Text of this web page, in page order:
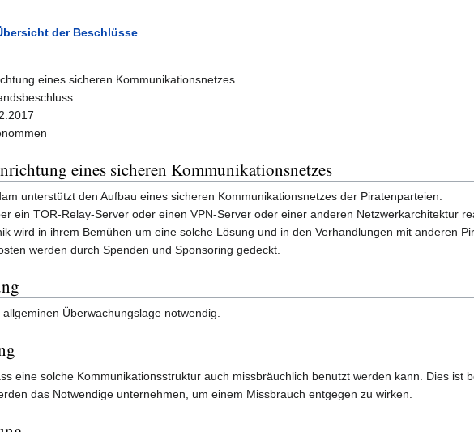
der Beschlüsse
eines sicheren Kommunikationsnetzes
eines sicheren Kommunikationsnetzes
unterstützt den Aufbau eines sicheren Kommunikationsnetzes der Piratenparteien.
ein TOR-Relay-Server oder einen VPN-Server oder einer anderen Netzwerkarchitektur
wird in ihrem Bemühen um eine solche Lösung und in den Verhandlungen mit anderen
werden durch Spenden und Sponsoring gedeckt.
Überwachungslage notwendig.
eine solche Kommunikationsstruktur auch missbräuchlich benutzt werden kann. Dies
das Notwendige unternehmen, um einem Missbrauch entgegen zu wirken.